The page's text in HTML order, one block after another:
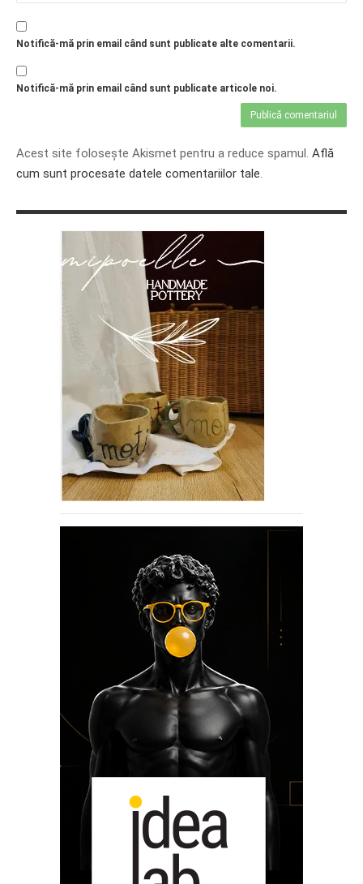
Notifică-mă prin email când sunt publicate alte comentarii.
Notifică-mă prin email când sunt publicate articole noi.
Acest site folosește Akismet pentru a reduce spamul. Află
cum sunt procesate datele comentariilor tale.